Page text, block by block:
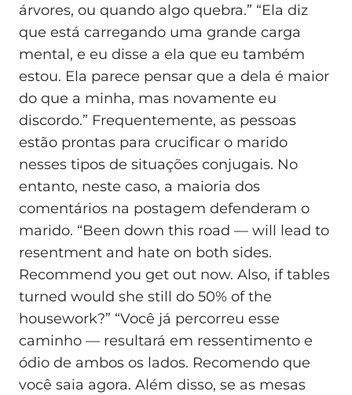
árvores, ou quando algo quebra.” “Ela diz
que está carregando uma grande carga
mental, e eu disse a ela que eu também
estou. Ela parece pensar que a dela é maior
do que a minha, mas novamente eu
discordo.” Frequentemente, as pessoas
estão prontas para crucificar o marido
nesses tipos de situações conjugais. No
entanto, neste caso, a maioria dos
comentários na postagem defenderam o
marido. “Been down this road — will lead to
resentment and hate on both sides.
Recommend you get out now. Also, if tables
turned would she still do 50% of the
housework?” “Você já percorreu esse
caminho — resultará em ressentimento e
ódio de ambos os lados. Recomendo que
você saia agora. Além disso, se as mesas